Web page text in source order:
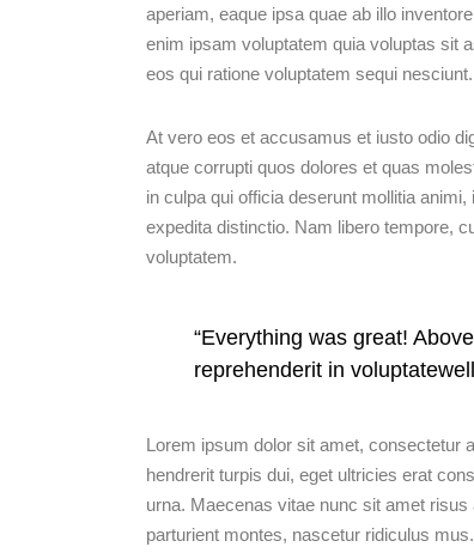
aperiam, eaque ipsa quae ab illo
enim ipsam voluptatem quia voluptas sit
eos qui ratione voluptatem sequi
At vero eos et accusamus et iusto odio
atque corrupti quos dolores et quas
in culpa qui officia deserunt mollitia
expedita distinctio. Nam libero tempore,
voluptatem.
“Everything was great!
reprehenderit in
Lorem ipsum dolor sit amet, consectetur
hendrerit turpis dui, eget ultricies erat
urna. Maecenas vitae nunc sit amet
parturient montes, nascetur ridiculus